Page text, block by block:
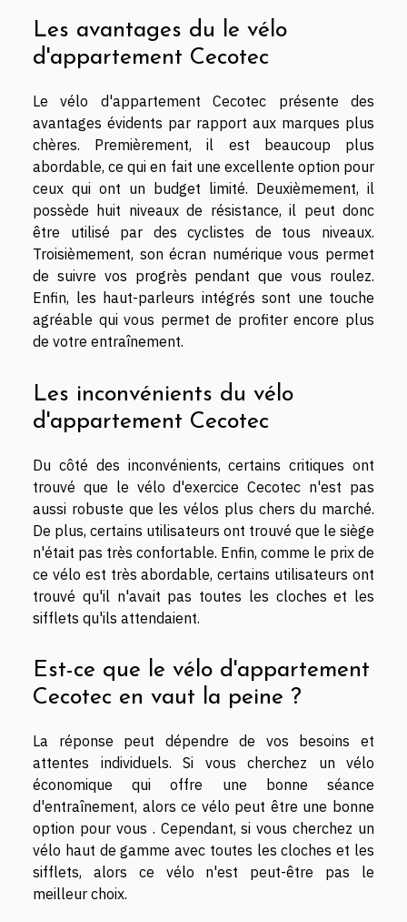
Les avantages du le vélo
d'appartement Cecotec
Le vélo d'appartement Cecotec présente des
avantages évidents par rapport aux marques plus
chères. Premièrement, il est beaucoup plus
abordable, ce qui en fait une excellente option pour
ceux qui ont un budget limité. Deuxièmement, il
possède huit niveaux de résistance, il peut donc
être utilisé par des cyclistes de tous niveaux.
Troisièmement, son écran numérique vous permet
de suivre vos progrès pendant que vous roulez.
Enfin, les haut-parleurs intégrés sont une touche
agréable qui vous permet de profiter encore plus
de votre entraînement.
Les inconvénients du vélo
d'appartement Cecotec
Du côté des inconvénients, certains critiques ont
trouvé que le vélo d'exercice Cecotec n'est pas
aussi robuste que les vélos plus chers du marché.
De plus, certains utilisateurs ont trouvé que le siège
n'était pas très confortable. Enfin, comme le prix de
ce vélo est très abordable, certains utilisateurs ont
trouvé qu'il n'avait pas toutes les cloches et les
sifflets qu'ils attendaient.
Est-ce que le vélo d'appartement
Cecotec en vaut la peine ?
La réponse peut dépendre de vos besoins et
attentes individuels. Si vous cherchez un vélo
économique qui offre une bonne séance
d'entraînement, alors ce vélo peut être une bonne
option pour vous . Cependant, si vous cherchez un
vélo haut de gamme avec toutes les cloches et les
sifflets, alors ce vélo n'est peut-être pas le
meilleur choix.